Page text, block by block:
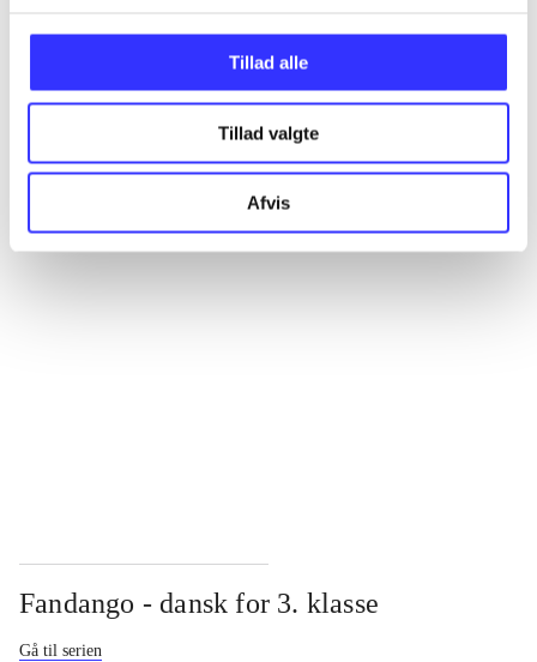
Tillad alle
Tillad valgte
Afvis
Alle registrerede artikler fordelt på udgivelser
...
Fandango - dansk for 3. klasse
Gå til serien